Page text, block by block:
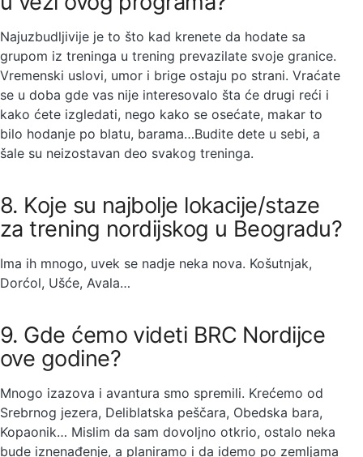
Najuzbudljivije je to što kad krenete da hodate sa
grupom iz treninga u trening prevazilate svoje granice.
Vremenski uslovi, umor i brige ostaju po strani. Vraćate
se u doba gde vas nije interesovalo šta će drugi reći i
kako ćete izgledati, nego kako se osećate, makar to
bilo hodanje po blatu, barama…Budite dete u sebi, a
šale su neizostavan deo svakog treninga.
8. Koje su najbolje lokacije/staze
za trening nordijskog u Beogradu?
Ima ih mnogo, uvek se nadje neka nova. Košutnjak,
Dorćol, Ušće, Avala…
9. Gde ćemo videti BRC Nordijce
ove godine?
Mnogo izazova i avantura smo spremili. Krećemo od
Srebrnog jezera, Deliblatska peščara, Obedska bara,
Kopaonik… Mislim da sam dovoljno otkrio, ostalo neka
bude iznenađenje, a planiramo i da idemo po zemljama